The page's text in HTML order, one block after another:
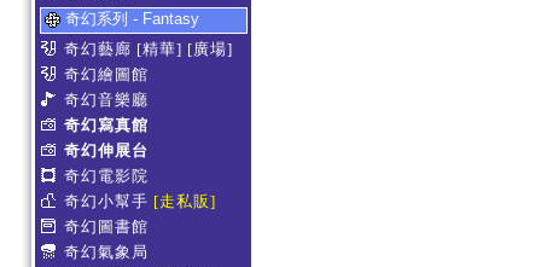
奇幻系列 - Fantasy
奇幻藝廊 [精華] [廣場]
奇幻繪圖館
奇幻音樂廳
奇幻寫真館
奇幻伸展台
奇幻電影院
奇幻小幫手 [走私販]
奇幻圖書館
奇幻氣象局